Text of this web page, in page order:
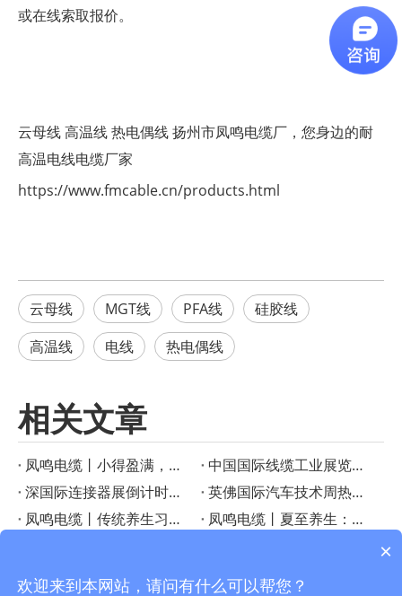
或在线索取报价。
云母线高温线热电偶线扬州市凤鸣电缆厂，您身边的耐
高温电线电缆厂家
https://www.fmcable.cn/products.html
云母线 MGT线 PFA线
硅胶线
高温线
电线 热电偶线
相关文章
凤鸣电缆丨小得盈满，方是圆满
‌中国国际线缆工业展览会启幕在即！凤鸣电缆创新产品成果重磅宣布
深国际连接器展倒计时！凤鸣电缆特种线缆解决方案助力智慧工业
英佛国际汽车技术周热议——凤鸣电缆如何成为智能汽车的“隐形助手”？
凤鸣电缆丨传统养生习俗：小暑时节的美食与养生之道
凤鸣电缆丨夏至养生：顺应三候，享受健康生活
×
欢迎来到本网站，请问有什么可以帮您？